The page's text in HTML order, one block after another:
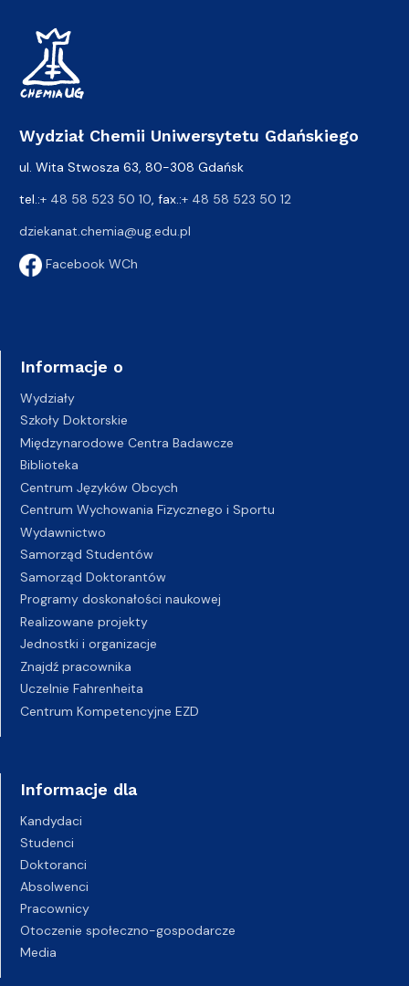
Wydział Chemii Uniwersytetu Gdańskiego
ul. Wita Stwosza 63, 80-308 Gdańsk
tel.:+ 48 58 523 50 10, fax.:+ 48 58 523 50 12
dziekanat.chemia@ug.edu.pl
Facebook WCh
Informacje o
Wydziały
Szkoły Doktorskie
Międzynarodowe Centra Badawcze
Biblioteka
Centrum Języków Obcych
Centrum Wychowania Fizycznego i Sportu
Wydawnictwo
Samorząd Studentów
Samorząd Doktorantów
Programy doskonałości naukowej
Realizowane projekty
Jednostki i organizacje
Znajdź pracownika
Uczelnie Fahrenheita
Centrum Kompetencyjne EZD
Informacje dla
Kandydaci
Studenci
Doktoranci
Absolwenci
Pracownicy
Otoczenie społeczno-gospodarcze
Media